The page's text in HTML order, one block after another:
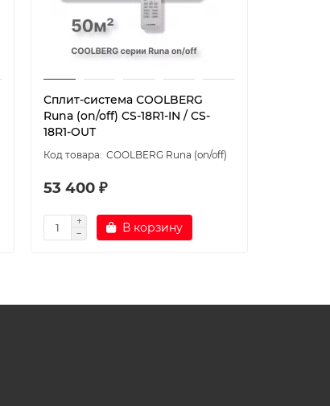
Сплит-система СOOLBERG
Runa (on/off) CS-18R1-IN / CS-
18R1-OUT
СOOLBERG Runa (on/off)
53 400 ₽
В корзину